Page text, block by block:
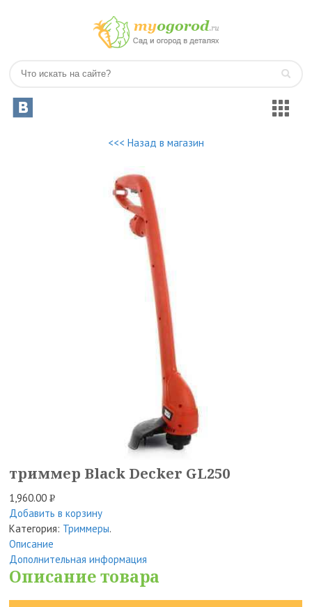
<<< Назад в магазин
триммер Black Decker GL250
1,960.00Р
УБ.
Добавить в корзину
Категория: Триммеры.
Описание
Дополнительная информация
Описание товара